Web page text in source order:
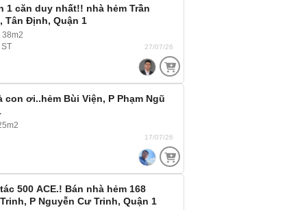
1 căn duy nhất!! nhà hẻm Trần
Tân Định, Quận 1
38m2
27/07/26
con ơi..hẻm Bùi Viện, P Phạm Ngũ
17/07/26
500 ACE.! Bán nhà hẻm 168
P Nguyễn Cư Trinh, Quận 1